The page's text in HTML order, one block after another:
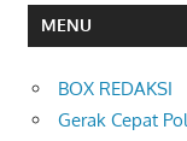
MENU
BOX REDAKSI
Gerak Cepat